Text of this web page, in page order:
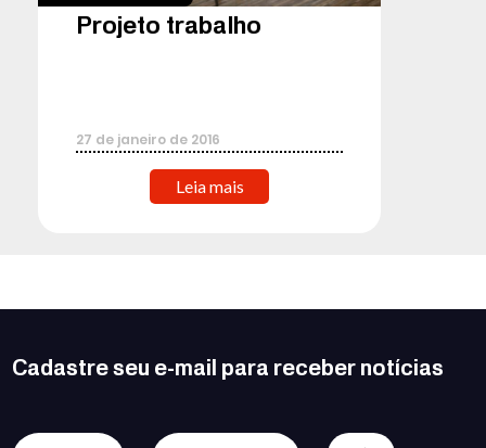
Projeto trabalho
27 de janeiro de 2016
Leia mais
Cadastre seu e-mail para receber notícias